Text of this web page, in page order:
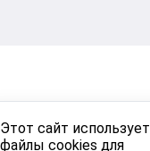
Этот сайт использует
файлы cookies для